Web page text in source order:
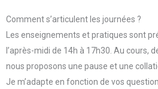
Comment s’articulent les journées ?
Les enseignements et pratiques sont
l’après-midi de 14h à 17h30. Au cours,
nous proposons une pause et une
Je m’adapte en fonction de vos